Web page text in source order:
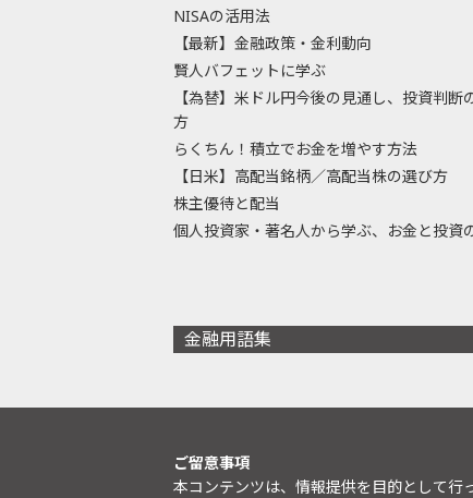
NISAの活用法
【最新】金融政策・金利動向
賢人バフェットに学ぶ
【為替】米ドル円今後の見通し、投資判断
方
らくちん！積立でお金を増やす方法
【日米】高配当銘柄／高配当株の選び方
株主優待と配当
個人投資家・著名人から学ぶ、お金と投資
金融用語集
ご留意事項
本コンテンツは、情報提供を目的として行